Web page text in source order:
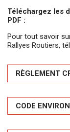
Téléchargez les
PDF :
Pour tout savoir
Rallyes Routiers,
RÈGLEMENT
CODE